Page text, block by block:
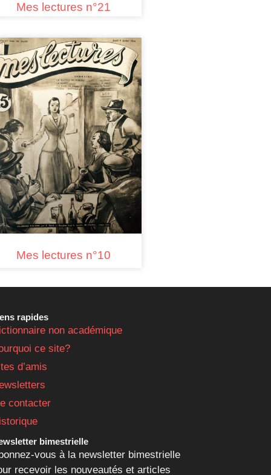
Mes lectures n°21
Mes lectures n°10
rapides
non académique
ce site?
d’amis
contacter
bimestrielle
vous à la newsletter bimestrielle
recevoir les nouveautés et articles